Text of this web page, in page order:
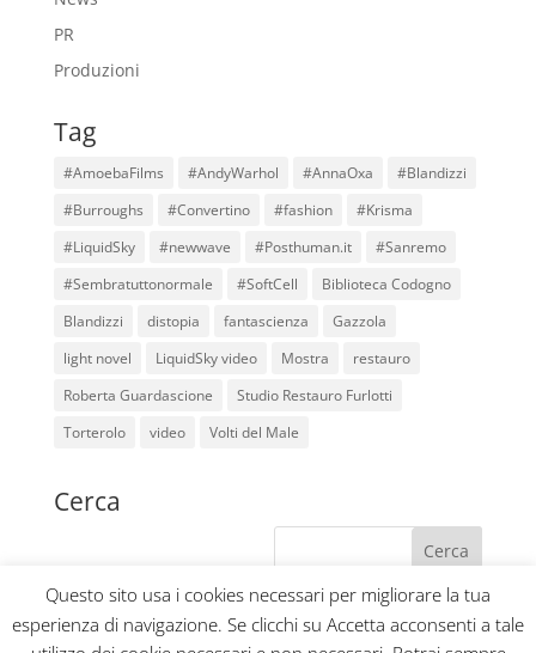
PR
Produzioni
Tag
#AmoebaFilms #AndyWarhol #AnnaOxa
#Blandizzi
#Burroughs
#Convertino #fashion
#Krisma
#LiquidSky
#newwave #Posthuman.it
#Sanremo
#Sembratuttonormale
#SoftCell
Biblioteca Codogno
Blandizzi
distopia fantascienza
Gazzola
light novel
LiquidSky video Mostra
restauro
Roberta Guardascione
Studio Restauro Furlotti
Torterolo
video Volti del Male
Cerca
Home Blog
Collabora con noi
Questo sito usa i cookies necessari per migliorare la tua
esperienza di navigazione. Se clicchi su Accetta acconsenti a tale